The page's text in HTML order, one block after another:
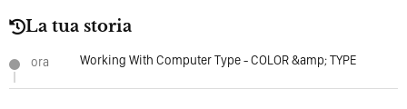
Come Promuoversi Nel Wedding? Il Mio Intervento Per
La tua storia
ora Working With Computer Type - COLOR &amp; TYPE